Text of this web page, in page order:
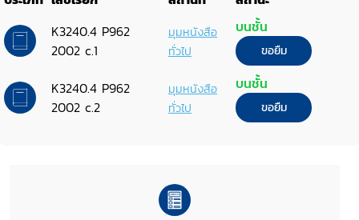
K3240.4 P962
2002 c.1
มุมหนังสือ
ทั่วไป
บนชั้น
ขอยืม
K3240.4 P962
2002 c.2
มุมหนังสือ
ทั่วไป
บนชั้น
ขอยืม